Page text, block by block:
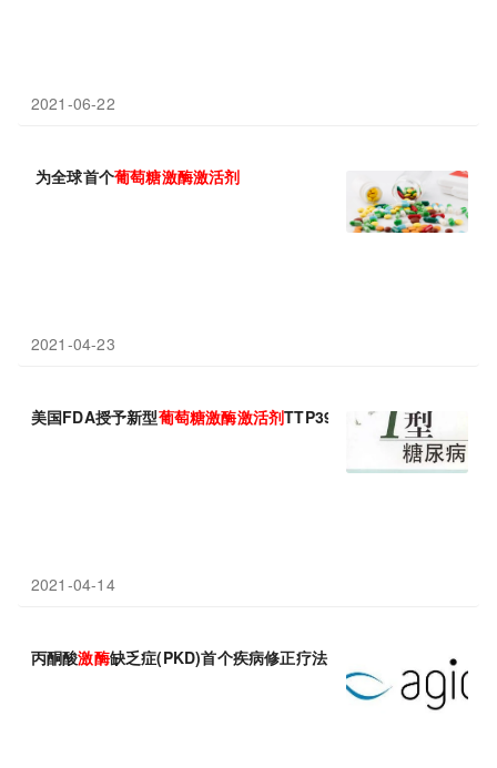
2021-06-22
为全球首个葡萄糖激酶激活剂
2021-04-23
美国FDA授予新型葡萄糖激酶激活剂TTP399突破性药物资格：安
2021-04-14
丙酮酸激酶缺乏症(PKD)首个疾病修正疗法！首创口服PKR变构